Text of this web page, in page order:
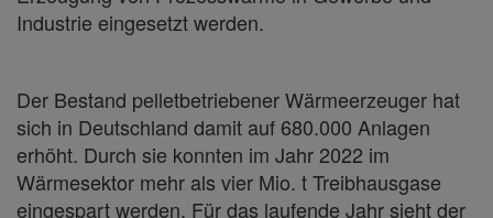
Industrie eingesetzt werden.
Der Bestand pelletbetriebener Wärmeerzeuger hat
sich in Deutschland damit auf 680.000 Anlagen
erhöht. Durch sie konnten im Jahr 2022 im
Wärmesektor mehr als vier Mio. t Treibhausgase
eingespart werden. Für das laufende Jahr sieht der